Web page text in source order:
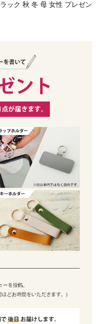
ック 秋 冬 母 女性 プレゼン